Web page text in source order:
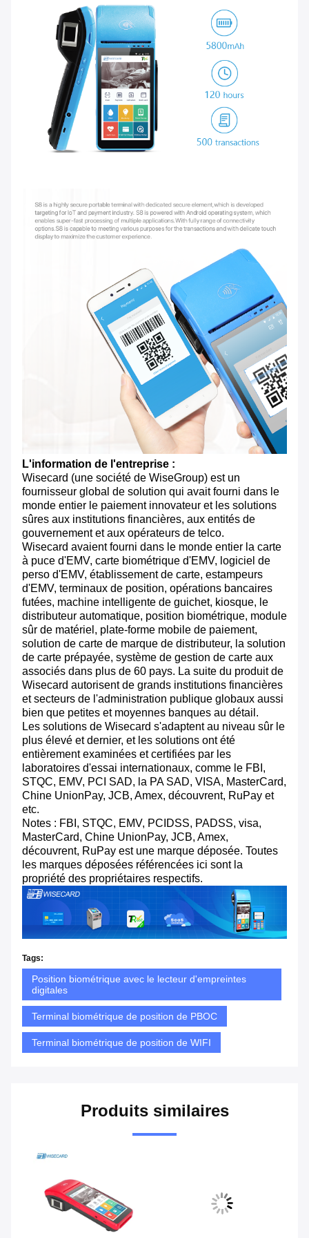
L'information de l'entreprise :
Wisecard (une société de WiseGroup) est un
fournisseur global de solution qui avait fourni dans le
monde entier le paiement innovateur et les solutions
sûres aux institutions financières, aux entités de
gouvernement et aux opérateurs de telco.
Wisecard avaient fourni dans le monde entier la carte
à puce d'EMV, carte biométrique d'EMV, logiciel de
perso d'EMV, établissement de carte, estampeurs
d'EMV, terminaux de position, opérations bancaires
futées, machine intelligente de guichet, kiosque, le
distributeur automatique, position biométrique, module
sûr de matériel, plate-forme mobile de paiement,
solution de carte de marque de distributeur, la solution
de carte prépayée, système de gestion de carte aux
associés dans plus de 60 pays. La suite du produit de
Wisecard autorisent de grands institutions financières
et secteurs de l'administration publique globaux aussi
bien que petites et moyennes banques au détail.
Les solutions de Wisecard s'adaptent au niveau sûr le
plus élevé et dernier, et les solutions ont été
entièrement examinées et certifiées par les
laboratoires d'essai internationaux, comme le FBI,
STQC, EMV, PCI SAD, la PA SAD, VISA, MasterCard,
Chine UnionPay, JCB, Amex, découvrent, RuPay et
etc.
Notes : FBI, STQC, EMV, PCIDSS, PADSS, visa,
MasterCard, Chine UnionPay, JCB, Amex,
découvrent, RuPay est une marque déposée. Toutes
les marques déposées référencées ici sont la
propriété des propriétaires respectifs.
Tags:
Position biométrique avec le lecteur d'empreintes
digitales
Terminal biométrique de position de PBOC
Terminal biométrique de position de WIFI
Produits similaires